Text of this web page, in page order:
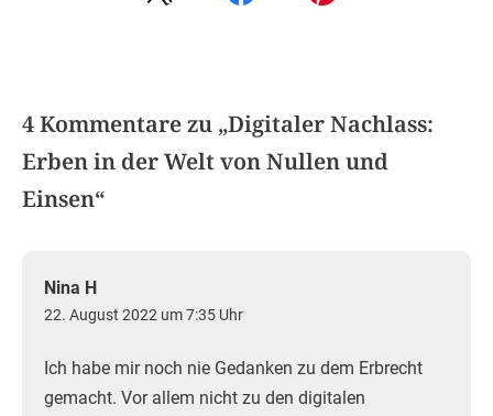
4 Kommentare zu „Digitaler Nachlass:
Erben in der Welt von Nullen und
Einsen“
Nina H
22. August 2022 um 7:35 Uhr
Ich habe mir noch nie Gedanken zu dem Erbrecht
gemacht. Vor allem nicht zu den digitalen